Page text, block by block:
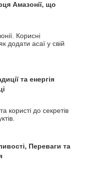
Амазонії, що
Корисні
додати асаї у свій
та енергія
користі до секретів
Переваги та